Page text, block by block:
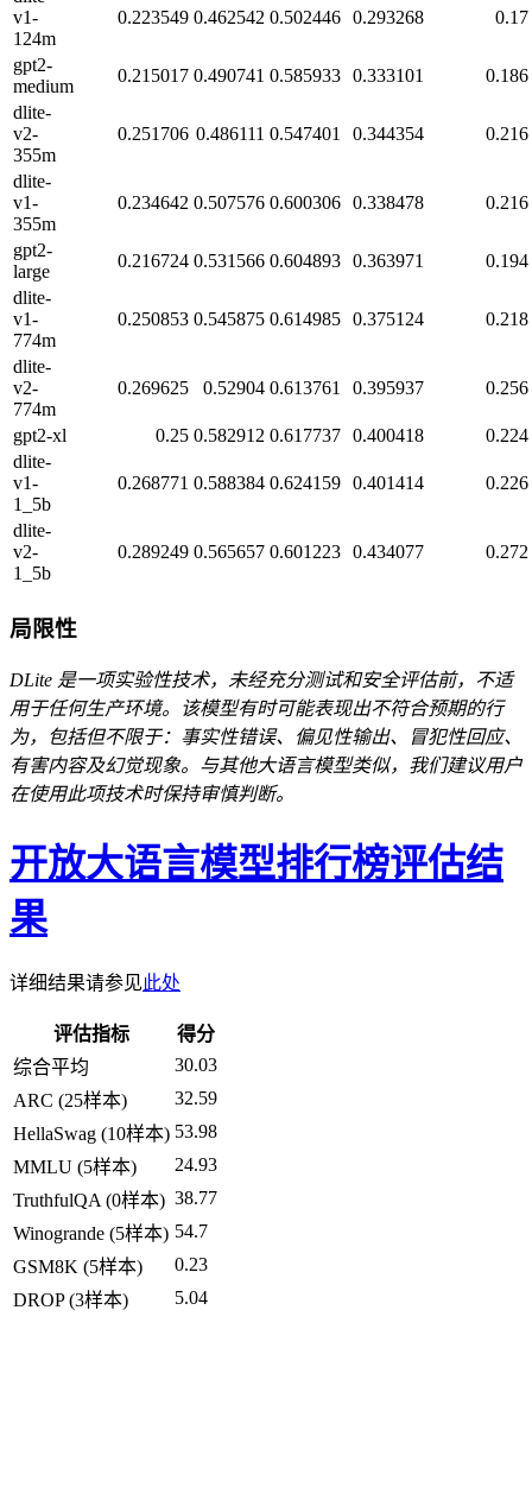
v1-
124m
0.223549 0.462542 0.502446 0.293268 0.17
gpt2-
medium
0.215017 0.490741 0.585933 0.333101
0.186
dlite-
v2-
355m
0.251706 0.486111 0.547401 0.344354 0.216
dlite-
v1-
355m
0.234642 0.507576 0.600306 0.338478 0.216
gpt2-
large
0.216724 0.531566 0.604893 0.363971
0.194
dlite-
v1-
774m
0.250853 0.545875 0.614985 0.375124 0.218
dlite-
v2-
774m
0.269625 0.52904 0.613761 0.395937 0.256
gpt2-xl 0.25 0.582912 0.617737 0.400418
0.224
dlite-
v1-
1_5b
0.268771 0.588384 0.624159 0.401414 0.226
dlite-
v2-
1_5b
0.289249 0.565657 0.601223 0.434077 0.272
局限性
DLite 是一项实验性技术，未经充分测试和安全评估前，不适
用于任何生产环境。该模型有时可能表现出不符合预期的行
为，包括但不限于：事实性错误、偏见性输出、冒犯性回应、
有害内容及幻觉现象。与其他大语言模型类似，我们建议用户
在使用此项技术时保持审慎判断。
开放大语言模型排行榜评估结
果
详细结果请参见此处
评估指标
得分
综合平均
30.03
ARC (25样本)
32.59
HellaSwag (10样本) 53.98
MMLU (5样本)
24.93
TruthfulQA (0样本) 38.77
Winogrande (5样本) 54.7
GSM8K (5样本)
0.23
DROP (3样本)
5.04